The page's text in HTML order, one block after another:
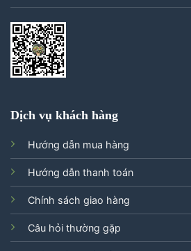
Dịch vụ khách hàng
Hướng dẫn mua hàng
Hướng dẫn thanh toán
Chính sách giao hàng
Câu hỏi thường gặp